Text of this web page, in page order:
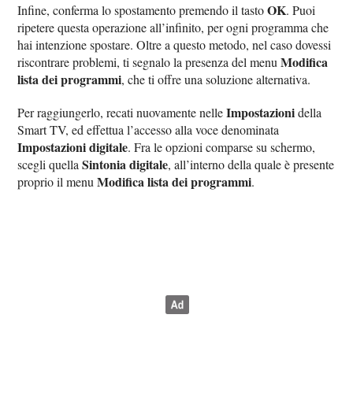
Infine, conferma lo spostamento premendo il tastoOK. Puoi
ripetere questa operazione all’infinito, per ogni programma che
hai intenzione spostare. Oltre a questo metodo, nel caso dovessi
riscontrare problemi, ti segnalo la presenza del menuModifica
lista dei programmi, che ti offre una soluzione alternativa.
Per raggiungerlo, recati nuovamente nelleImpostazionidella
Smart TV, ed effettua l’accesso alla voce denominata
Impostazioni digitale. Fra le opzioni comparse su schermo,
scegli quellaSintonia digitale, all’interno della quale è presente
proprio il menuModifica lista dei programmi.